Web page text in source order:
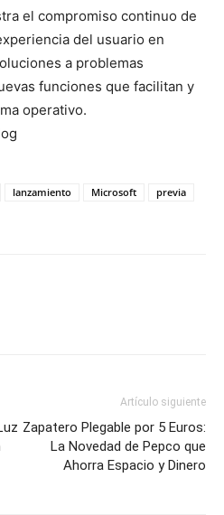
el compromiso continuo de
del usuario en
a problemas
funciones que facilitan y
operativo.
lanzamiento Microsoft
previa
Artículo siguiente
Zapatero Plegable por 5 Euros:
La Novedad de Pepco que
Ahorra Espacio y Dinero